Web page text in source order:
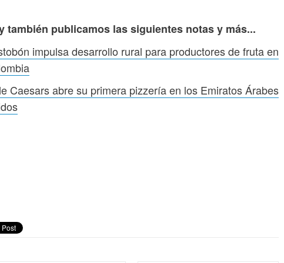
también publicamos las siguientes notas y más...
impulsa desarrollo rural para productores de fruta en
Caesars abre su primera pizzería en los Emiratos Árabes